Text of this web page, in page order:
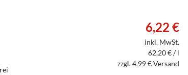
6,22 €
inkl. MwSt.
62,20 € / l
zzgl. 4,99 € Versand